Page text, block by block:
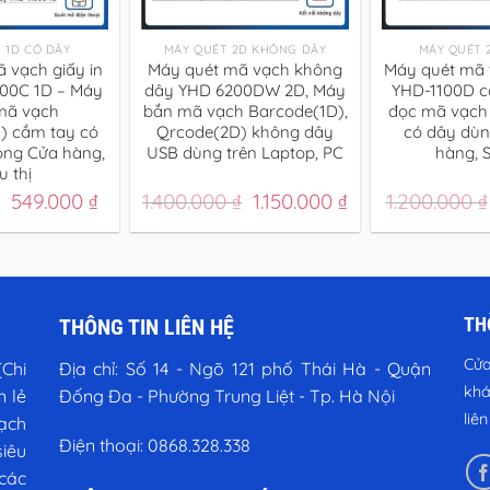
1D CÓ DÂY
vạch giấy in
1D – Máy
vạch
cầm tay có
Cửa hàng,
thị
Giá
là:
549.000 ₫Giá
tại
549.000 ₫.
MÁY QUÉT 2D KHÔNG DÂY
Máy quét mã vạch không
dây YHD 6200DW 2D, Máy
bắn mã vạch Barcode(1D),
Qrcode(2D) không dây
USB dùng trên Laptop, PC
1.400.000₫ Giá
là:
1.150.000 ₫Giá
tại
1.150.000 ₫.
MÁY QUÉT
Máy quét
YHD-1100D
đọc mã
có dây
hàng,
1.200.000₫
lẻ
THÔNG TIN LIÊN HỆ
Địa chỉ: Số 14 - Ngõ 121 phố Thái Hà - Quận
Đống Đa - Phường Trung Liệt - Tp. Hà Nội
Điện thoại: 0868.328.338